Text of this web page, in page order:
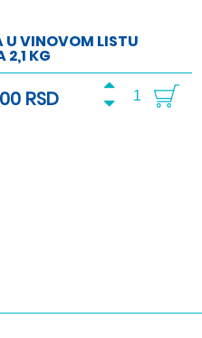
U VINOVOM LISTU
2,1 KG
RSD